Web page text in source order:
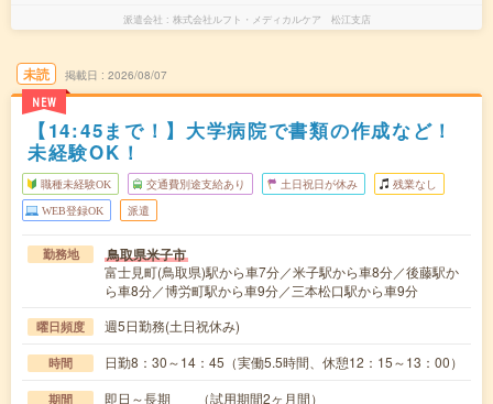
派遣会社 株式会社ルフト・メディカルケア 松江支店
未読
NEW
掲載日 2026/08/07
【14:45まで！】大学病院で書類の作成など！
未経験OK！
職種未経験OK 交通費別途支給あり 土日祝日が休み 残業なし
WEB登録OK 派遣
勤務地 鳥取県米子市
富士見町(鳥取県)駅から車7分／米子駅から車8分／後藤駅か
ら車8分／博労町駅から車9分／三本松口駅から車9分
曜日頻度 週5日勤務(土日祝休み)
時間 日勤8：30～14：45（実働5.5時間、休憩12：15～13：00）
期間 即日～長期 （試用期間2ヶ月間）